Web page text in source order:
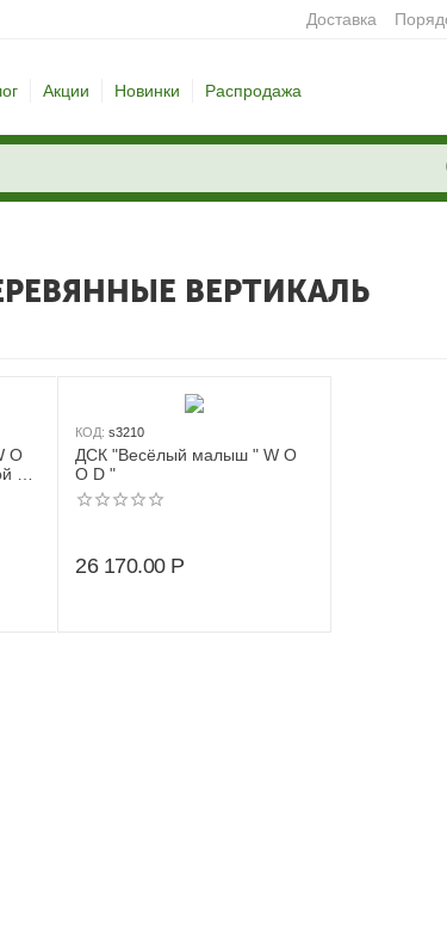
Доставка
Акции Новинки Распродажа
ВЕРТИКАЛЬ
O
КОД: s3210
ДСК "Весёлый малыш " W O
O D "
26 170.00 Р